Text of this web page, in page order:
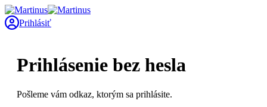
Prihlásiť
Prihlásenie bez hesla
Pošleme vám odkaz, ktorým sa prihlásite.